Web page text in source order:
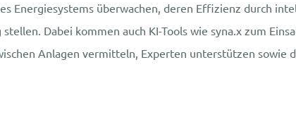
Energiesystems überwachen, deren Effizienz durch
Dabei kommen auch KI-Tools wie syna.x zum
Anlagen vermitteln, Experten unterstützen sowie